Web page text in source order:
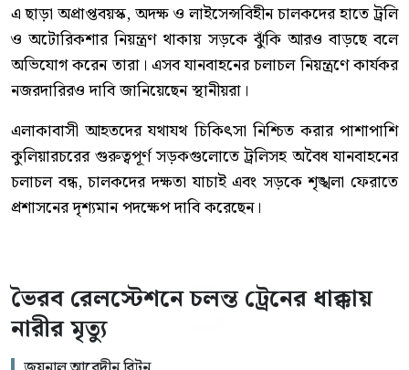
এ ছাড়া অপ্রাপ্তবয়স্ক, অদক্ষ ও লাইসেন্সবিহীন চালকদের হাতে ট্রলি
ও অটোরিকশার নিয়ন্ত্রণ থাকায় সড়কে ঝুঁকি আরও বাড়ছে বলে
অভিযোগ করেন তারা। এসব যানবাহনের চলাচল নিয়ন্ত্রণে কার্যকর
নজরদারিরও দাবি জানিয়েছেন স্থানীয়রা।
এলাকাবাসী আহতদের যথাযথ চিকিৎসা নিশ্চিত করার পাশাপাশি
কুলিয়ারচরের গুরুত্বপূর্ণ সড়কগুলোতে ট্রলিসহ অবৈধ যানবাহনের
চলাচল বন্ধ, চালকদের দক্ষতা যাচাই এবং সড়কে শৃঙ্খলা ফেরাতে
প্রশাসনের দৃশ্যমান পদক্ষেপ দাবি করেছেন।
ভৈরব রেলস্টেশনে চলন্ত ট্রেনের ধাক্কায়
নারীর মৃত্যু